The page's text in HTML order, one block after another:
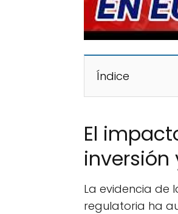
Índice
El
La evidencia de
regulatoria ha